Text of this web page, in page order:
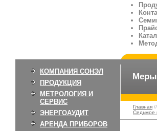
КОМПАНИЯ СОНЭЛ
ПРОДУКЦИЯ
МЕТРОЛОГИЯ И
СЕРВИС
ЭНЕРГОАУДИТ
АРЕНДА ПРИБОРОВ
Меры
Главная //
Седьмое